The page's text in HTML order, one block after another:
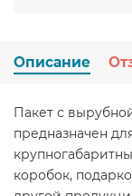
Описание
Пакет с
предназначен
коробок,